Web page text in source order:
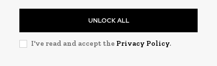
UNLOCK ALL
I've read and accept the Privacy Policy.